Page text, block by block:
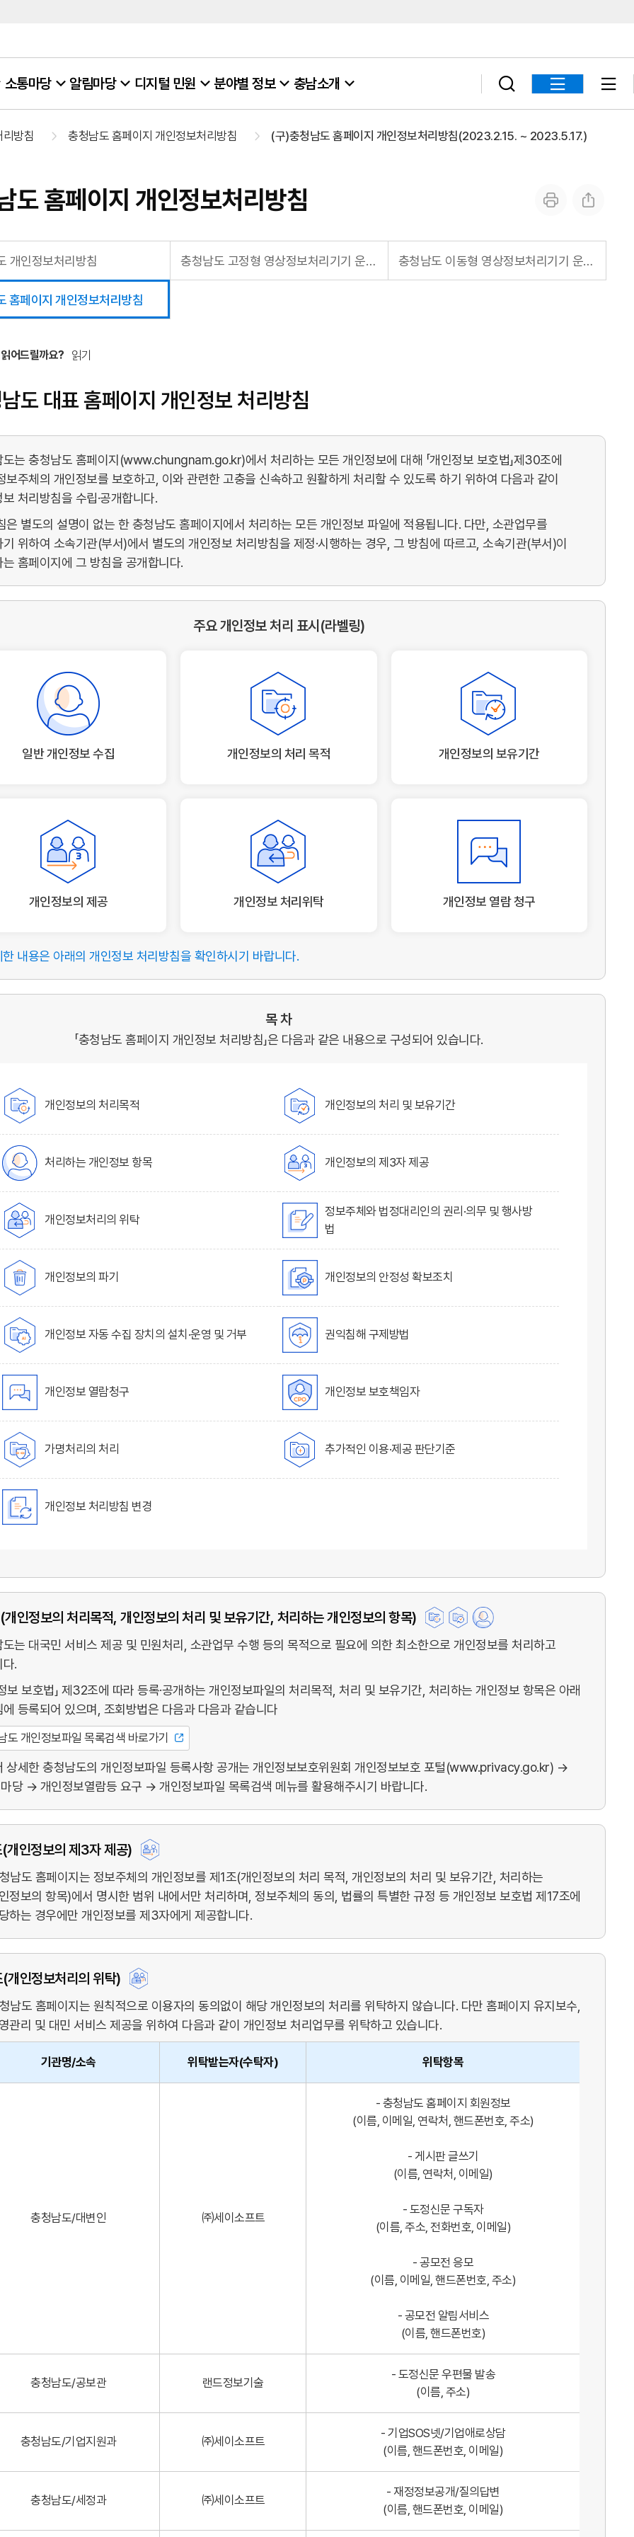
소통마당 알림마당 디지털 민원 분야별 정보 충남소개
방침 충청남도 홈페이지 개인정보처리방침 (구)충청남도 홈페이지 개인정보처리방침(2023.2.15. ~ 2023.5.17.)
도 홈페이지 개인정보처리방침
개인정보처리방침 충청남도 고정형 영상정보처리기기 운영·관리 충청남도 이동형 영상정보처리기기 운영·관리
홈페이지 개인정보처리방침
어드릴까요? 읽기
도 대표 홈페이지 개인정보 처리방침
도는 충청남도 홈페이지(www.chungnam.go.kr)에서 처리하는 모든 개인정보에 대해 「개인정보 보호법」제30조에
보주체의 개인정보를 보호하고, 이와 관련한 고충을 신속하고 원활하게 처리할 수 있도록 하기 위하여 다음과 같이
처리방침을 수립·공개합니다.
은 별도의 설명이 없는 한 충청남도 홈페이지에서 처리하는 모든 개인정보 파일에 적용됩니다. 다만, 소관업무를
기 위하여 소속기관(부서)에서 별도의 개인정보 처리방침을 제정·시행하는 경우, 그 방침에 따르고, 소속기관(부서)이
는 홈페이지에 그 방침을 공개합니다.
주요 개인정보 처리 표시(라벨링)
일반 개인정보 수집 개인정보의 처리 목적 개인정보의 보유기간
개인정보의 제공 개인정보 처리위탁 개인정보 열람 청구
내용은 아래의 개인정보 처리방침을 확인하시기 바랍니다.
목 차
「충청남도 홈페이지 개인정보 처리방침」은 다음과 같은 내용으로 구성되어 있습니다.
개인정보의 처리목적 개인정보의 처리 및 보유기간
처리하는 개인정보 항목 개인정보의 제3자 제공
개인정보처리의 위탁
정보주체와 법정대리인의 권리·의무 및 행사방
법
개인정보의 파기 개인정보의 안정성 확보조치
개인정보 자동 수집 장치의 설치·운영 및 거부 권익침해 구제방법
개인정보 열람청구 개인정보 보호책임자
가명처리의 처리 추가적인 이용·제공 판단기준
개인정보 처리방침 변경
개인정보의 처리목적, 개인정보의 처리 및 보유기간, 처리하는 개인정보의 항목)
도는 대국민 서비스 제공 및 민원처리, 소관업무 수행 등의 목적으로 필요에 의한 최소한으로 개인정보를 처리하고
.
보 보호법」 제32조에 따라 등록·공개하는 개인정보파일의 처리목적, 처리 및 보유기간, 처리하는 개인정보 항목은 아래
에 등록되어 있으며, 조회방법은 다음과 다음과 같습니다
도 개인정보파일 목록검색 바로가기
상세한 충청남도의 개인정보파일 등록사항 공개는 개인정보보호위원회 개인정보보호 포털(www.privacy.go.kr) →
당 → 개인정보열람등 요구 → 개인정보파일 목록검색 메뉴를 활용해주시기 바랍니다.
개인정보의 제3자 제공)
남도 홈페이지는 정보주체의 개인정보를 제1조(개인정보의 처리 목적, 개인정보의 처리 및 보유기간, 처리하는
정보의 항목)에서 명시한 범위 내에서만 처리하며, 정보주체의 동의, 법률의 특별한 규정 등 개인정보 보호법 제17조에
하는 경우에만 개인정보를 제3자에게 제공합니다.
개인정보처리의 위탁)
남도 홈페이지는 원칙적으로 이용자의 동의없이 해당 개인정보의 처리를 위탁하지 않습니다. 다만 홈페이지 유지보수,
관리 및 대민 서비스 제공을 위하여 다음과 같이 개인정보 처리업무를 위탁하고 있습니다.
기관명/소속 위탁받는자(수탁자) 위탁항목
충청남도/대변인 ㈜세이소프트
- 충청남도 홈페이지 회원정보
(이름, 이메일, 연락처, 핸드폰번호, 주소)
- 게시판 글쓰기
(이름, 연락처, 이메일)
- 도정신문 구독자
(이름, 주소, 전화번호, 이메일)
- 공모전 응모
(이름, 이메일, 핸드폰번호, 주소)
- 공모전 알림서비스
(이름, 핸드폰번호)
충청남도/공보관 랜드정보기술
- 도정신문 우편물 발송
(이름, 주소)
충청남도/기업지원과 ㈜세이소프트
- 기업SOS넷/기업애로상담
(이름, 핸드폰번호, 이메일)
충청남도/세정과 ㈜세이소프트
- 재정정보공개/질의답변
(이름, 핸드폰번호, 이메일)